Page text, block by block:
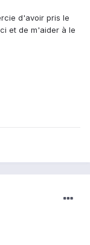
d'avoir pris le
et de m'aider à le